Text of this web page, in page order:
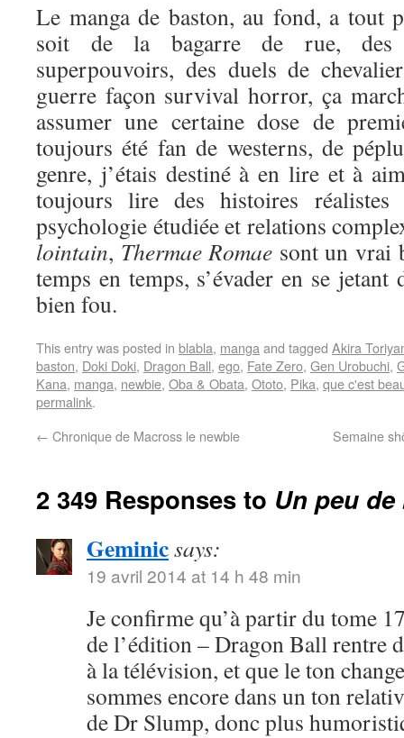
Le manga de baston, au fond, a tout
soit de la bagarre de rue, des
superpouvoirs, des duels de
guerre façon survival horror, ça
assumer une certaine dose de
toujours été fan de westerns, de
genre, j’étais destiné à en lire et à
toujours lire des histoires
psychologie étudiée et relations
lointain, Thermae Romae sont un vrai
temps en temps, s’évader en se jetant
bien fou.
This entry was posted in blabla, manga and tagged Akira
baston, Doki Doki, Dragon Ball, ego, Fate Zero, Gen Urobuchi,
Kana, manga, newbie, Oba & Obata, Ototo, Pika, que c'est
permalink.
← Chronique de Macross le newbie Semaine
2 349 Responses to Un peu
Geminicsays:
19 avril 2014 at 14 h 48 min
Je confirme qu’à partir du tome
de l’édition – Dragon Ball rentre
à la télévision, et que le ton
sommes encore dans un ton
de Dr Slump, donc plus